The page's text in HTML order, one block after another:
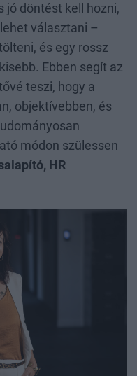
jó döntést kell hozni,
választani –
és egy rossz
Ebben segít az
teszi, hogy a
objektívebben, és
módon szülessen
HR